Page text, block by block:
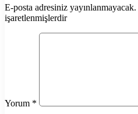
E-posta adresiniz yayınlanmayacak.
işaretlenmişlerdir
Yorum *